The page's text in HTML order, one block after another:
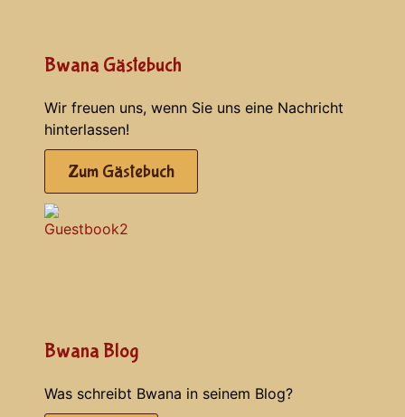
Bwana Gästebuch
Wir freuen uns, wenn Sie uns eine Nachricht
hinterlassen!
Zum Gästebuch
Bwana Blog
Was schreibt Bwana in seinem Blog?